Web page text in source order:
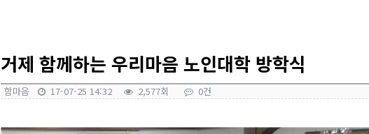
거제 함께하는 우리마음 노인대학 방학식
함마음 17-07-25 14:32 2,577회 0건
본문